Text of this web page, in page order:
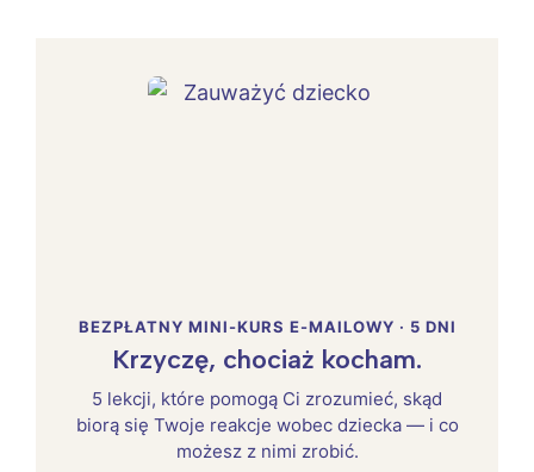
BEZPŁATNY MINI-KURS E-MAILOWY · 5 DNI
Krzyczę, chociaż kocham.
5 lekcji, które pomogą Ci zrozumieć, skąd
biorą się Twoje reakcje wobec dziecka — i co
możesz z nimi zrobić.